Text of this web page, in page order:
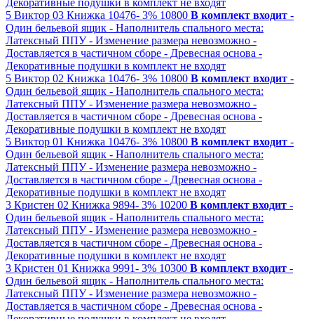
5 Виктор 03 Книжка 10476- 3% 10800 В комплект входит -
Один бельевой ящик - Наполнитель спального места:
Латексный ППУ - Изменение размера невозможно -
Доставляется в частичном сборе - Древесная основа -
Декоративные подушки в комплект не входят
5 Виктор 02 Книжка 10476- 3% 10800 В комплект входит -
Один бельевой ящик - Наполнитель спального места:
Латексный ППУ - Изменение размера невозможно -
Доставляется в частичном сборе - Древесная основа -
Декоративные подушки в комплект не входят
5 Виктор 01 Книжка 10476- 3% 10800 В комплект входит -
Один бельевой ящик - Наполнитель спального места:
Латексный ППУ - Изменение размера невозможно -
Доставляется в частичном сборе - Древесная основа -
Декоративные подушки в комплект не входят
3 Кристен 02 Книжка 9894- 3% 10200 В комплект входит -
Один бельевой ящик - Наполнитель спального места:
Латексный ППУ - Изменение размера невозможно -
Доставляется в частичном сборе - Древесная основа -
Декоративные подушки в комплект не входят
3 Кристен 01 Книжка 9991- 3% 10300 В комплект входит -
Один бельевой ящик - Наполнитель спального места:
Латексный ППУ - Изменение размера невозможно -
Доставляется в частичном сборе - Древесная основа -